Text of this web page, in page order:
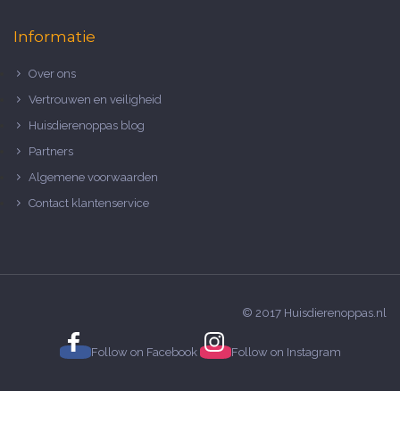
Informatie
Over ons
Vertrouwen en veiligheid
Huisdierenoppas blog
Partners
Algemene voorwaarden
Contact klantenservice
© 2017 Huisdierenoppas.nl
Follow on Facebook Follow on Instagram